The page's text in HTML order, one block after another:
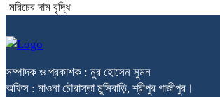
মরিচের দাম বৃদ্ধি
সম্পাদক ও প্রকাশক : নুর হোসেন সুমন
অফিস : মাওনা চৌরাস্তা মুন্সিবাড়ি, শ্রীপুর গাজীপুর।